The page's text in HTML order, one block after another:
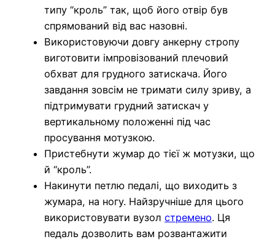
типу “кроль” так, щоб його отвір був
спрямований від вас назовні.
Використовуючи довгу анкерну стропу
виготовити імпровізований плечовий
обхват для грудного затискача. Його
завдання зовсім не тримати силу зриву, а
підтримувати грудний затискач у
вертикальному положенні під час
просування мотузкою.
Пристебнути жумар до тієї ж мотузки, що
й “кроль”.
Накинути петлю педалі, що виходить з
жумара, на ногу. Найзручніше для цього
використовувати вузол стремено. Ця
педаль дозволить вам розвантажити